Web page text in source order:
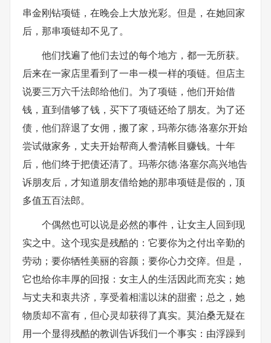
串金刚钻项链，在晚会上大放光彩。但是，在她回家
后，那串项链却不见了。
他们找遍了他们去过的每个地方，都一无所获。
后来在一家店里看到了一串一模一样的项链。但店主
说要三万六千法郎给他们。为了项链，他们开始借
钱，直到借够了钱，买下了项链还给了朋友。为了还
债，他们辞退了女佣，搬了家，玛蒂尔德·洛塞尔开始
尝试做家务，丈夫开始帮商人誊清帐目赚钱。十年
后，他们终于把债还清了。玛蒂尔德·洛塞尔高兴地告
诉朋友后，才知道朋友借给她的那串项链是假的，顶
多值五百法郎。
个偶然也可以说是必然的事件，让女主人回到现
实之中。这个现实是残酷的：它要你为之付出辛勤的
劳动；要你牺牲美丽的容颜；要你心力交瘁。但是，
它也给你丰厚的回报：女主人的生活因此而充实；她
与丈夫和衷共济，享受着相濡以沫的甜蜜；总之，她
物质却不富有，但心灵却获得了真实。莫泊桑无疑在
用一个显得残酷的教训告诉我们一个事实：由浮躁到